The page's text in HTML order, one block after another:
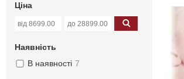
Ціна
Наявність
В наявності 7